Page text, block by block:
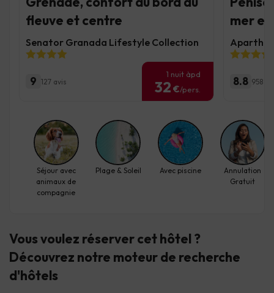
fleuve et centre
Senator Granada Lifestyle Collection
9 127 avis
1 nuit àpd
32 €/pers.
mer et
8.8 958
Séjour avec
animaux de
compagnie
Plage & Soleil Avec piscine
Annulation
Gratuit
Vous voulez réserver cet hôtel ?
Découvrez notre moteur de recherche
d'hôtels